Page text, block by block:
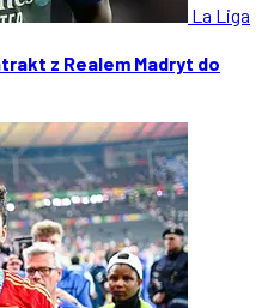
La Liga
z Realem Madryt do